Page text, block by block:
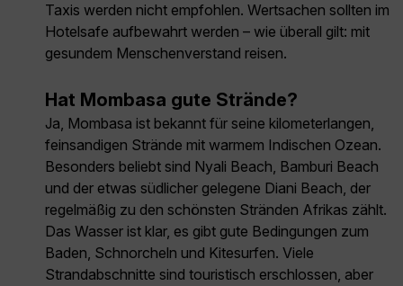
Taxis werden nicht empfohlen. Wertsachen sollten im
Hotelsafe aufbewahrt werden – wie überall gilt: mit
gesundem Menschenverstand reisen.
Hat Mombasa gute Strände?
Ja, Mombasa ist bekannt für seine kilometerlangen,
feinsandigen Strände mit warmem Indischen Ozean.
Besonders beliebt sind Nyali Beach, Bamburi Beach
und der etwas südlicher gelegene Diani Beach, der
regelmäßig zu den schönsten Stränden Afrikas zählt.
Das Wasser ist klar, es gibt gute Bedingungen zum
Baden, Schnorcheln und Kitesurfen. Viele
Strandabschnitte sind touristisch erschlossen, aber